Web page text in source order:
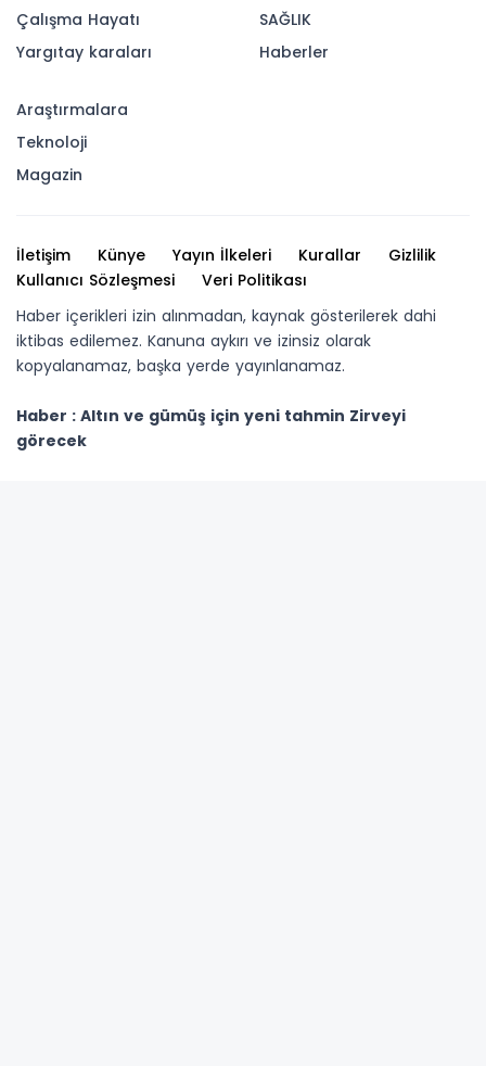
Çalışma Hayatı
Yargıtay karaları
SAĞLIK
Haberler
Araştırmalara
Teknoloji
Magazin
İletişim Künye Yayın İlkeleri Kurallar
Gizlilik
Kullanıcı Sözleşmesi
Veri Politikası
Haber içerikleri izin alınmadan, kaynak gösterilerek dahi
iktibas edilemez. Kanuna aykırı ve izinsiz olarak
kopyalanamaz, başka yerde yayınlanamaz.
Haber : Altın ve gümüş için yeni tahmin Zirveyi
görecek